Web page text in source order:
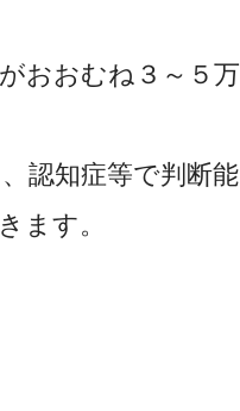
おおむね３～５万
認知症等で判断能
ます。